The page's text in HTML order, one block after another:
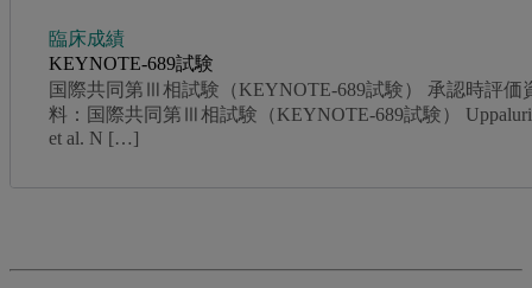
臨床成績
KEYNOTE-689試験
国際共同第Ⅲ相試験（KEYNOTE-689試験） 承認時評価
料：国際共同第Ⅲ相試験（KEYNOTE-689試験）
et al. N […]